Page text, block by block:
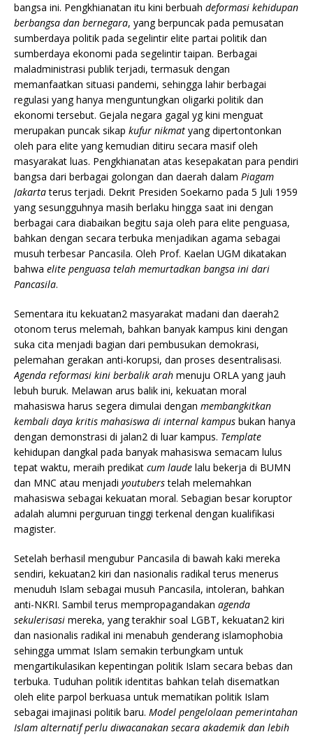
bangsa ini. Pengkhianatan itu kini berbuah deformasi kehidupan
berbangsa dan bernegara, yang berpuncak pada pemusatan
sumberdaya politik pada segelintir elite partai politik dan
sumberdaya ekonomi pada segelintir taipan. Berbagai
maladministrasi publik terjadi, termasuk dengan
memanfaatkan situasi pandemi, sehingga lahir berbagai
regulasi yang hanya menguntungkan oligarki politik dan
ekonomi tersebut. Gejala negara gagal yg kini menguat
merupakan puncak sikap kufur nikmat yang dipertontonkan
oleh para elite yang kemudian ditiru secara masif oleh
masyarakat luas. Pengkhianatan atas kesepakatan para pendiri
bangsa dari berbagai golongan dan daerah dalam Piagam
Jakartaterus terjadi. Dekrit Presiden Soekarno pada 5 Juli 1959
yang sesungguhnya masih berlaku hingga saat ini dengan
berbagai cara diabaikan begitu saja oleh para elite penguasa,
bahkan dengan secara terbuka menjadikan agama sebagai
musuh terbesar Pancasila. Oleh Prof. Kaelan UGM dikatakan
bahwa elite penguasa telah memurtadkan bangsa ini dari
Pancasila.
Sementara itu kekuatan2 masyarakat madani dan daerah2
otonom terus melemah, bahkan banyak kampus kini dengan
suka cita menjadi bagian dari pembusukan demokrasi,
pelemahan gerakan anti-korupsi, dan proses desentralisasi.
Agenda reformasi kini berbalik arah menuju ORLA yang jauh
lebuh buruk. Melawan arus balik ini, kekuatan moral
mahasiswa harus segera dimulai dengan membangkitkan
kembali daya kritis mahasiswa di internal kampus bukan hanya
dengan demonstrasi di jalan2 di luar kampus. Template
kehidupan dangkal pada banyak mahasiswa semacam lulus
tepat waktu, meraih predikat cum laude lalu bekerja di BUMN
dan MNC atau menjadi youtuberstelah melemahkan
mahasiswa sebagai kekuatan moral. Sebagian besar koruptor
adalah alumni perguruan tinggi terkenal dengan kualifikasi
magister.
Setelah berhasil mengubur Pancasila di bawah kaki mereka
sendiri, kekuatan2 kiri dan nasionalis radikal terus menerus
menuduh Islam sebagai musuh Pancasila, intoleran, bahkan
anti-NKRI. Sambil terus mempropagandakan agenda
sekulerisasi mereka, yang terakhir soal LGBT, kekuatan2 kiri
dan nasionalis radikal ini menabuh genderang islamophobia
sehingga ummat Islam semakin terbungkam untuk
mengartikulasikan kepentingan politik Islam secara bebas dan
terbuka. Tuduhan politik identitas bahkan telah disematkan
oleh elite parpol berkuasa untuk mematikan politik Islam
sebagai imajinasi politik baru. Model pengelolaan pemerintahan
Islam alternatif perlu diwacanakan secara akademik dan lebih